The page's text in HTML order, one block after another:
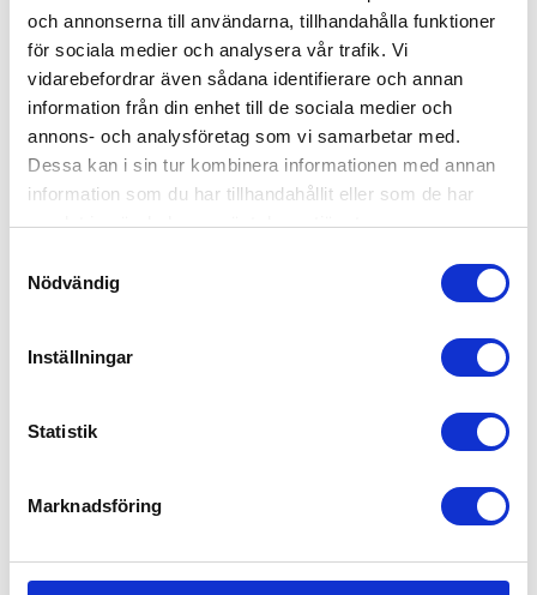
och annonserna till användarna, tillhandahålla funktioner
för sociala medier och analysera vår trafik. Vi
vidarebefordrar även sådana identifierare och annan
information från din enhet till de sociala medier och
annons- och analysföretag som vi samarbetar med.
Dessa kan i sin tur kombinera informationen med annan
information som du har tillhandahållit eller som de har
samlat in när du har använt deras tjänster.
Nödvändig
Inställningar
Statistik
Marknadsföring
8,495kr
Ej i lager